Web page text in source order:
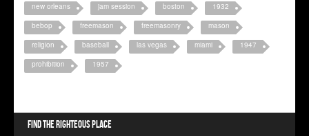
new orleans
jam session boston
1932
bebop
freemason freemasonry
mason
religion
baseball las vegas miami
1947
prohibition
1957
Find the righteous place